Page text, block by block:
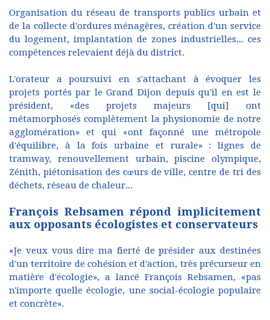
Organisation du réseau de transports publics urbain et
de la collecte d'ordures ménagères, création d'un service
du logement, implantation de zones industrielles... ces
compétences relevaient déjà du district.
L'orateur a poursuivi en s'attachant à évoquer les
projets portés par le Grand Dijon depuis qu'il en est le
président, «des projets majeurs [qui] ont
métamorphosés complètement la physionomie de notre
agglomération» et qui «ont façonné une métropole
d'équilibre, à la fois urbaine et rurale» : lignes de
tramway, renouvellement urbain, piscine olympique,
Zénith, piétonisation des cœurs de ville, centre de tri des
déchets, réseau de chaleur...
François Rebsamen répond implicitement
aux opposants écologistes et conservateurs
«Je veux vous dire ma fierté de présider aux destinées
d'un territoire de cohésion et d'action, très précurseur en
matière d'écologie», a lancé François Rebsamen, «pas
n'importe quelle écologie, une social-écologie populaire
et concrète».